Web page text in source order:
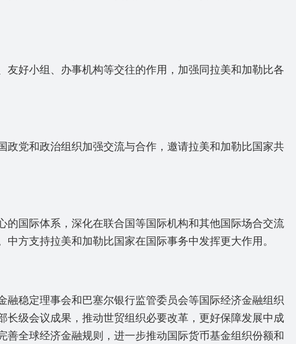
好小组、办事机构等交往的作用，加强同拉美和加勒比各
党和政治组织加强交流与合作，邀请拉美和加勒比国家共
国际体系，深化在联合国等国际机构和其他国际场合交流
方支持拉美和加勒比国家在国际事务中发挥更大作用。
稳定理事会和巴塞尔银行监管委员会等国际经济金融组织
级会议成果，推动世贸组织必要改革，更好保障发展中成
全球经济金融规则，进一步推动国际货币基金组织份额和